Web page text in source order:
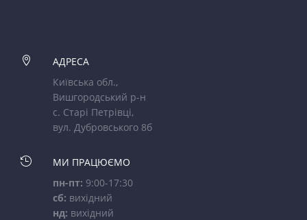

АДРЕСА
Київська обл.,
Вишгородський р-н
с. Старі Петрівці,
вул. Дубровського 8б

МИ ПРАЦЮЄМО
пн-пт: 9:00-17:30
сб: вихідний
нд: вихідний